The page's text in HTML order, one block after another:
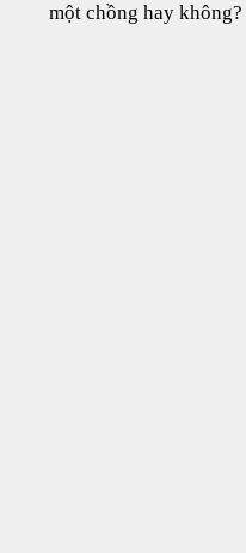
một chồng hay không?